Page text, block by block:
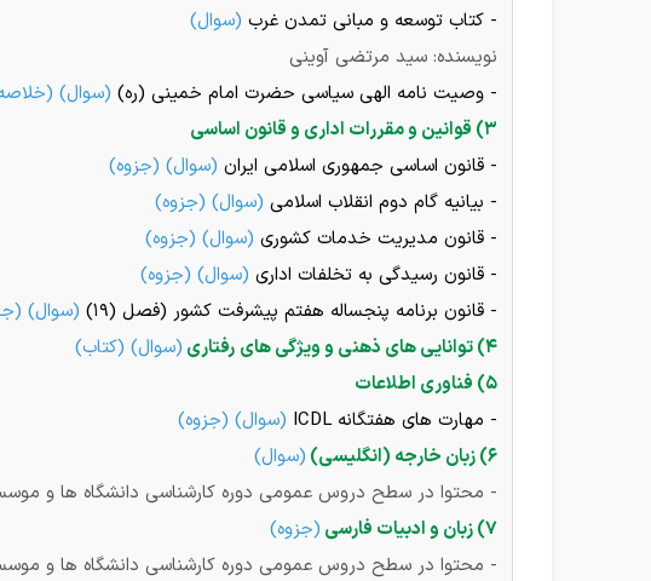
- کتاب توسعه و مبانی تمدن غرب (سوال)
نویسنده: سید مرتضی آوینی
- وصیت نامه الهی سیاسی حضرت امام خمینی (ره) (سوال) (
۳) قوانین و مقررات اداری و قانون اساسی
- قانون اساسی جمهوری اسلامی ایران (سوال) (جزوه)
- بیانیه گام دوم انقلاب اسلامی (سوال) (جزوه)
- قانون مدیریت خدمات کشوری (سوال) (جزوه)
- قانون رسیدگی به تخلفات اداری (سوال) (جزوه)
- قانون برنامه پنجساله هفتم پیشرفت کشور (فصل (۱۹)
(سوال) (
۴) توانایی های ذهنی و ویژگی های رفتاری
(سوال) (کتاب)
۵) فناوری اطلاعات
- مهارت های هفتگانه ICDL
(سوال) (جزوه)
۶) زبان خارجه (انگلیسی)
(سوال)
- محتوا در سطح دروس عمومی دوره کارشناسی دانشگاه ها و
۷) زبان و ادبیات فارسی
(جزوه)
- محتوا در سطح دروس عمومی دوره کارشناسی دانشگاه ها و